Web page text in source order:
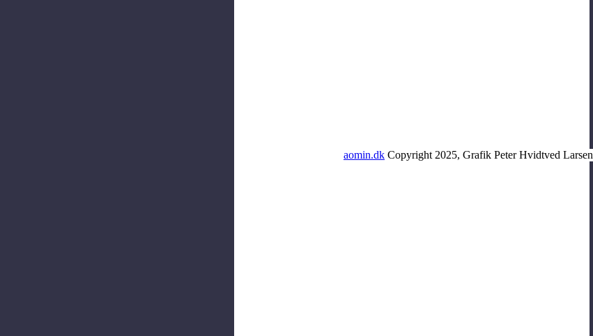
aomin.dk Copyright 2025, Grafik Peter Hvidtved Larsen